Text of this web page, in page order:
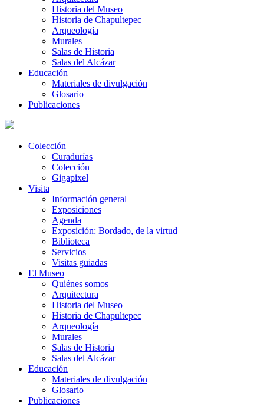
Historia del Museo
Historia de Chapultepec
Arqueología
Murales
Salas de Historia
Salas del Alcázar
Educación
Materiales de divulgación
Glosario
Publicaciones
Colección
Curadurías
Colección
Gigapixel
Visita
Información general
Exposiciones
Agenda
Exposición: Bordado, de la virtud
Biblioteca
Servicios
Visitas guiadas
El Museo
Quiénes somos
Arquitectura
Historia del Museo
Historia de Chapultepec
Arqueología
Murales
Salas de Historia
Salas del Alcázar
Educación
Materiales de divulgación
Glosario
Publicaciones